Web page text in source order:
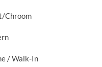
Chroom
/ Walk-In